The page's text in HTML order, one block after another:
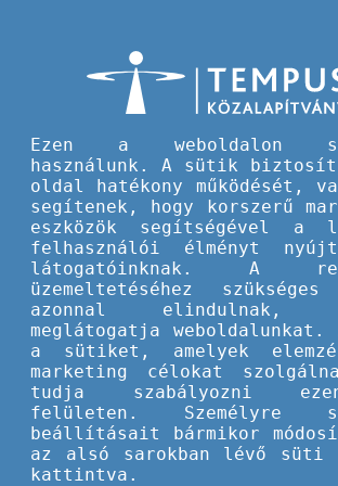
Dokumentumok
mobilitási pályázatok
Erasmus+ intézményi mobilitási
szükséges dokumentumok, hasznos
Ezen a weboldalon
használunk. A sütik
oldal hatékony működését,
segítenek, hogy korszerű
eszközök segítségével a
felhasználói élményt
látogatóinknak. A
üzemeltetéséhez
azonnal elindulnak,
meglátogatja weboldalunkat.
a sütiket, amelyek
marketing célokat
tudja szabályozni
felületen. Személyre
beállításait bármikor
az alsó sarokban lévő süti
kattintva.